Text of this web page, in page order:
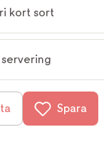
kort sort
Spara